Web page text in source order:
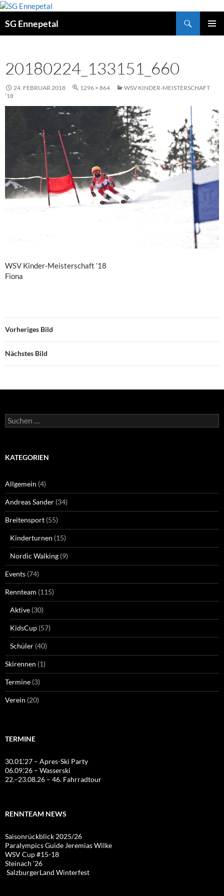
Zum
springen
SG Ennepetal
20180224_133151_660
24. FEBRUAR 2018 1296 × 864
WSV KINDER-MEISTERSCHAFT
’18
WSV Kinder-Meisterschaft ’18
Fiona
Vorheriges Bild
Nächstes Bild
Suchen
nach:
KATEGORIEN
Allgemein (4)
Andreas Sander (34)
Breitensport (55)
Kinderturnen (15)
Nordic Walking (9)
Events (74)
Rennteam (115)
Aktive (30)
KidsCup (57)
Schüler (40)
Skirennen (1)
Termine (3)
Verein (20)
TERMINE
30.01.’27 – Apres-Ski Party
06.09.’26 – Wasserski
22.–23.08.26 – 46. Fahrradtour
RENNTEAM NEWS
Saisonrückblick 2025/26
Paralympics Guide Jeremias Wilke
WSV Cup #15-18
Steinach ’26
SalzburgerLand Winterfest